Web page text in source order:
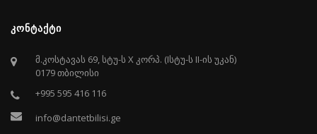
ᲙᲝᲜᲢᲐᲥᲢᲘ
მ.კოსტავას 69, სტუ-ს X კორპ. (Iსტუ-ს II-ის უკან)
0179 თბილისი
+995 595 416 116
info@dantetbilisi.ge